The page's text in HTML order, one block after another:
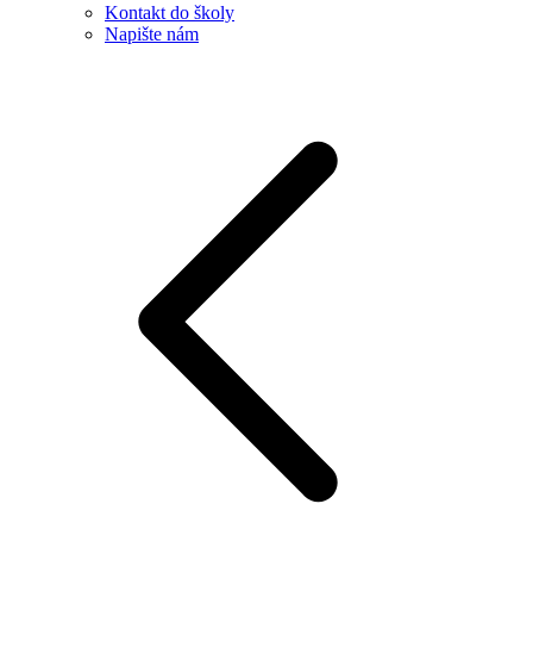
Kontakt do školy
Napište nám